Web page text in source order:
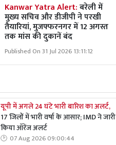
Kanwar Yatra Alert:बरेली में
मुख्य सचिव और डीजीपी ने परखी
तैयारियां, मुजफ्फरनगर में 12 अगस्त
तक मांस की दुकानें बंद
Published On 31 Jul 2026 13:11:12
यूपी में अगले 24 घंटे भारी बारिश का अलर्ट,
17 जिलों में भारी वर्षा के आसार; IMD ने जारी
किया ऑरेंज अलर्ट
07 Aug 2026 09:00:44